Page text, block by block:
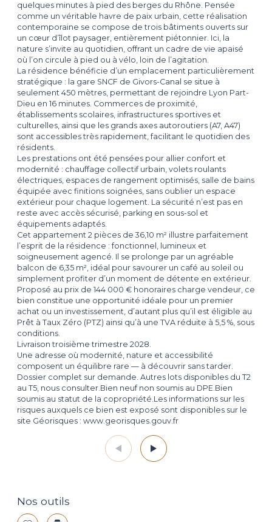
quelques minutes à pied des berges du Rhône. Pensée
comme un véritable havre de paix urbain, cette réalisation
contemporaine se compose de trois bâtiments ouverts sur
un cœur d’îlot paysager, entièrement piétonnier. Ici, la
nature s’invite au quotidien, offrant un cadre de vie apaisé
où l’on circule à pied ou à vélo, loin de l’agitation.
La résidence bénéficie d’un emplacement particulièrement
stratégique : la gare SNCF de Givors-Canal se situe à
seulement 450 mètres, permettant de rejoindre Lyon Part-
Dieu en 16 minutes. Commerces de proximité,
établissements scolaires, infrastructures sportives et
culturelles, ainsi que les grands axes autoroutiers (A7, A47)
sont accessibles très rapidement, facilitant le quotidien des
résidents.
Les prestations ont été pensées pour allier confort et
modernité : chauffage collectif urbain, volets roulants
électriques, espaces de rangement optimisés, salle de bains
équipée avec finitions soignées, sans oublier un espace
extérieur pour chaque logement. La sécurité n’est pas en
reste avec accès sécurisé, parking en sous-sol et
équipements adaptés.
Cet appartement 2 pièces de 36,10 m² illustre parfaitement
l’esprit de la résidence : fonctionnel, lumineux et
soigneusement agencé. Il se prolonge par un agréable
balcon de 6,35 m², idéal pour savourer un café au soleil ou
simplement profiter d’un moment de détente en extérieur.
Proposé au prix de 144 000 € honoraires charge vendeur, ce
bien constitue une opportunité idéale pour un premier
achat ou un investissement, d’autant plus qu’il est éligible au
Prêt à Taux Zéro (PTZ) ainsi qu’à une TVA réduite à 5,5 %, sous
conditions.
Livraison troisième trimestre 2028.
Une adresse où modernité, nature et accessibilité
composent un équilibre rare — à découvrir sans tarder.
Dossier complet sur demande. Autres lots disponibles du T2
au T5, nous consulter.Bien neuf non soumis au DPE.Bien
soumis au statut de la copropriété.Les informations sur les
risques auxquels ce bien est exposé sont disponibles sur le
site Géorisques : www.georisques.gouv.fr
Nos outils